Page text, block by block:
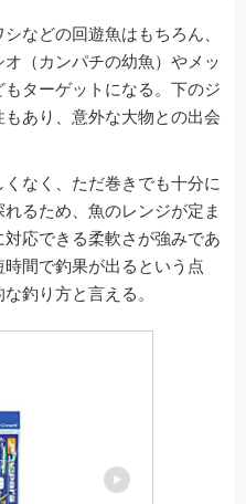
などの回遊魚はもちろん、
（カンパチの幼魚）やメッ
ターゲットになる。下のジ
あり、意外な大物との出会
なく、ただ巻きでも十分に
るため、魚のレンジが定ま
応できる柔軟さが強みであ
間で釣果が出るという点
釣り方と言える。